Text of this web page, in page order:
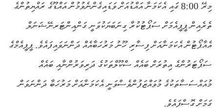
މިރޭ 8:00 ގައި އެކަމަނާ އައްޑުއަށް ވަޑައިގެންނެވުމުން އައްޑޫގެ ރައްޔިތުންގެ
ތެރެއިން ޕީޕީއެމަށް ސަޕޯޓުކުރާ ގިނަބަޔަކުވަނީ ގަންއިންޓަރނޭޝަނަލް
އެއާޕޯޓުން އެކަމަނާއަށް ފިސާރި ހޫނު މަރުހަބާއެއް ދަންނަވައިފައެވެ. ޕީޕީއެމްގެ
ސަޕޯޓަރުންގެ އިތުރަށް ބައެއް ސްކޫލްތަކުގެ ދަރިވަރުންނާއި ބައެއް
މުއައްސަސާތަކުގެ މުވައްޒަފުންވެސްވަނީ އެކަމަނާއަށް މަރުހަބާ ދަންނަވަން
ގަމަށް ގޮސްފައެވެ.